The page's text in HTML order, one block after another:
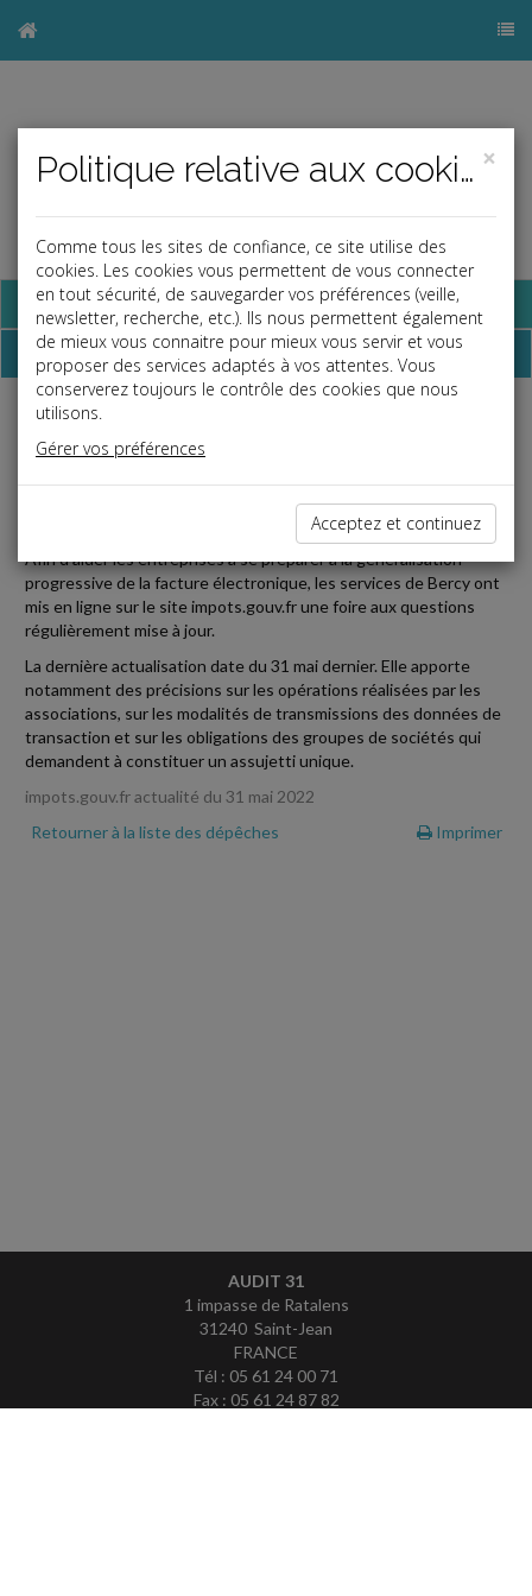
Base documentaire
Dépêches
Fiscal TPE
Afin d'aider les entreprises à se préparer à la généralisation
progressive de la facture électronique, les services de Bercy ont
mis en ligne sur le site impots.gouv.fr une foire aux questions
régulièrement mise à jour.
La dernière actualisation date du 31 mai dernier. Elle apporte
notamment des précisions sur les opérations réalisées par les
associations, sur les modalités de transmissions des données de
transaction et sur les obligations des groupes de sociétés qui
demandent à constituer un assujetti unique.
impots.gouv.fr actualité du 31 mai 2022
Retourner à la liste des dépêches
Imprimer
AUDIT 31
1 impasse de Ratalens
31240 Saint-Jean
FRANCE
Tél : 05 61 24 00 71
Fax : 05 61 24 87 82
×
Politique relative aux cookies
Comme tous les sites de confiance, ce site utilise des
cookies. Les cookies vous permettent de vous connecter
en tout sécurité, de sauvegarder vos préférences (veille,
newsletter, recherche, etc.). Ils nous permettent également
de mieux vous connaitre pour mieux vous servir et vous
proposer des services adaptés à vos attentes. Vous
conserverez toujours le contrôle des cookies que nous
utilisons.
Gérer vos préférences
Acceptez et continuez